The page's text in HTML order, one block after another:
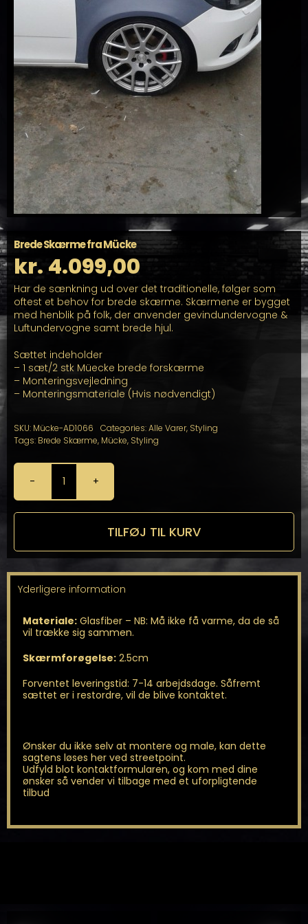
Brede Skærme fra Mücke
kr. 4.099,00
Har de sænkning ud over det traditionelle, følger som
oftest et behov for brede skærme. Skærmene er bygget
med henblik på folk, der anvender gevindundervogne &
Luftundervogne samt brede hjul.
Sættet indeholder
– 1 sæt/2 stk Müecke brede forskærme
– Monteringsvejledning
– Monteringsmateriale (Hvis nødvendigt)
SKU: Mücke-AD1066 Categories:Alle Varer, Styling
Tags: Brede Skærme, Mücke, Styling
Brede
Skærme
fra
TILFØJ TIL KURV
Yderligere information
Materiale:Glasfiber – NB: Må ikke få varme, da de så
vil trække sig sammen.
Skærmforøgelse:2.5cm
Forventet leveringstid: 7-14 arbejdsdage. Såfremt
sættet er i restordre, vil de blive kontaktet.
Ønsker du ikke selv at montere og male, kan dette
sagtens løses her ved streetpoint.
Udfyld blot kontaktformularen, og kom med dine
ønsker så vender vi tilbage med et uforpligtende
tilbud